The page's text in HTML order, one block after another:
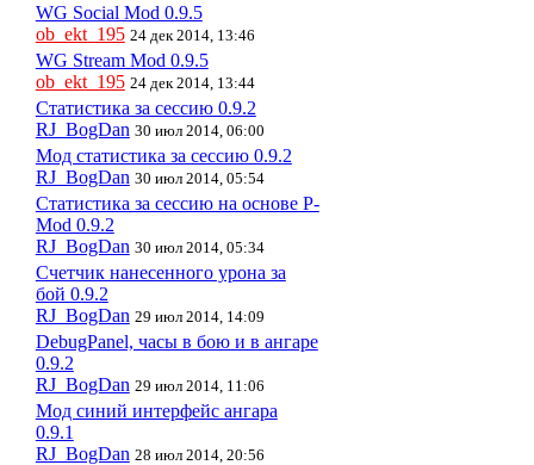
WG Social Mod 0.9.5
ob_ekt_195 24 дек 2014, 13:46
WG Stream Mod 0.9.5
ob_ekt_195 24 дек 2014, 13:44
Статистика за сессию 0.9.2
RJ_BogDan 30 июл 2014, 06:00
Мод статистика за сессию 0.9.2
RJ_BogDan 30 июл 2014, 05:54
Статистика за сессию на основе P-
Mod 0.9.2
RJ_BogDan 30 июл 2014, 05:34
Счетчик нанесенного урона за
бой 0.9.2
RJ_BogDan 29 июл 2014, 14:09
DebugPanel, часы в бою и в ангаре
0.9.2
RJ_BogDan 29 июл 2014, 11:06
Мод синий интерфейс ангара
0.9.1
RJ_BogDan 28 июл 2014, 20:56